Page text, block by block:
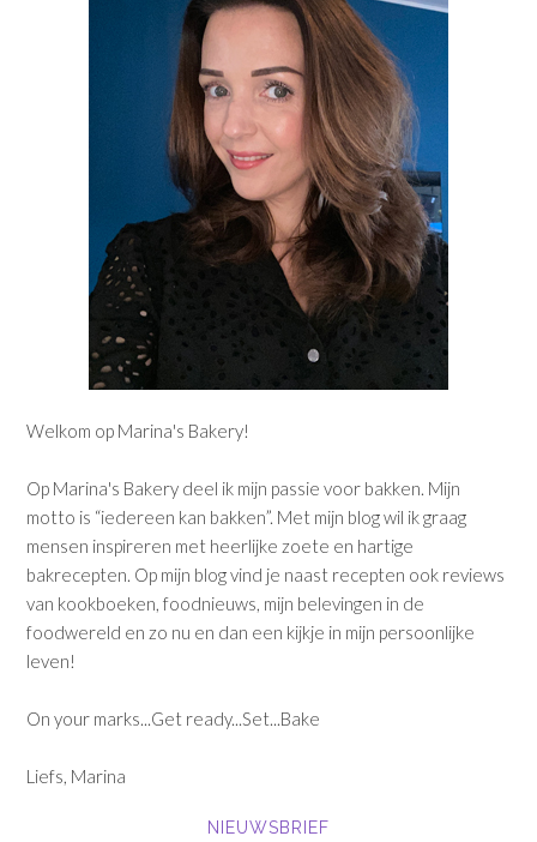
Welkom op Marina's Bakery!
Op Marina's Bakery deel ik mijn passie voor bakken. Mijn
motto is “iedereen kan bakken”. Met mijn blog wil ik graag
mensen inspireren met heerlijke zoete en hartige
bakrecepten. Op mijn blog vind je naast recepten ook reviews
van kookboeken, foodnieuws, mijn belevingen in de
foodwereld en zo nu en dan een kijkje in mijn persoonlijke
leven!
On your marks...Get ready...Set...Bake
Liefs, Marina
NIEUWSBRIEF